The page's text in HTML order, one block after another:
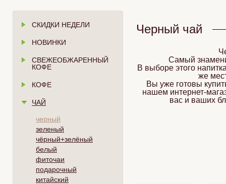
СКИДКИ НЕДЕЛИ
НОВИНКИ
СВЕЖЕОБЖАРЕННЫЙ
КОФЕ
КОФЕ
ЧАЙ
черный
зеленый
чёрный+зелёный
белый
фиточаи
подарочный
китайский
Черный чай
Самый
В выборе этого
же
Вы уже готовы
нашем интернет-
вас и ваших